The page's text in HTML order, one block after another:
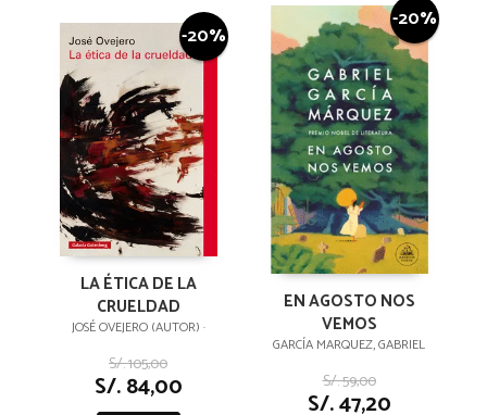
-20%
LA ÉTICA DE LA
CRUELDAD
JOSÉ OVEJERO (AUTOR) ·
S/. 105,00
S/. 84,00
-20%
EN AGOSTO NOS
VEMOS
GARCÍA MARQUEZ, GABRIEL
S/. 59,00
S/. 47,20